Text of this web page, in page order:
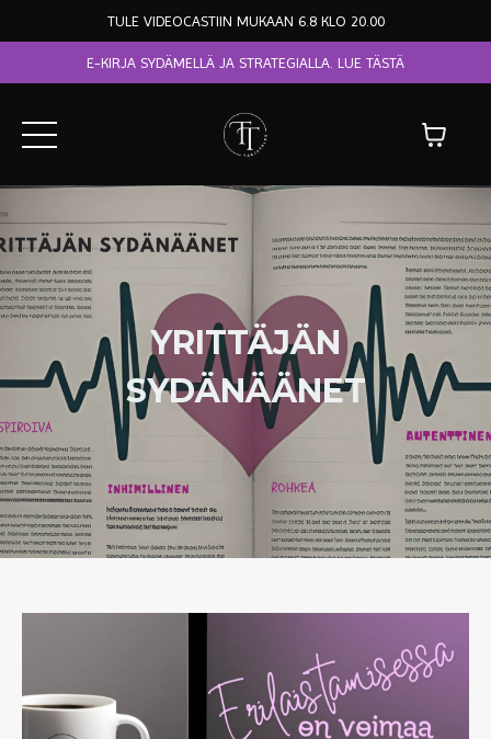
TULE VIDEOCASTIIN MUKAAN 6.8 KLO 20.00
E-KIRJA SYDÄMELLÄ JA STRATEGIALLA. LUE TÄSTÄ
YRITTÄJÄN
SYDÄNÄÄNET